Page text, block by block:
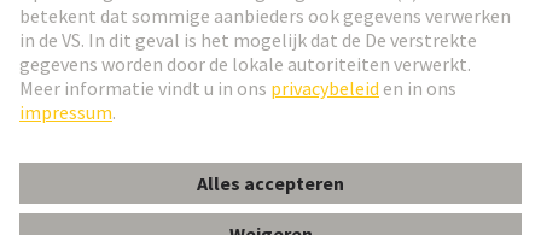
© HARTING Technology Group